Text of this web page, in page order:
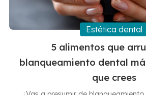
5 alimentos que
blanqueamiento dental
que crees
Estética dental